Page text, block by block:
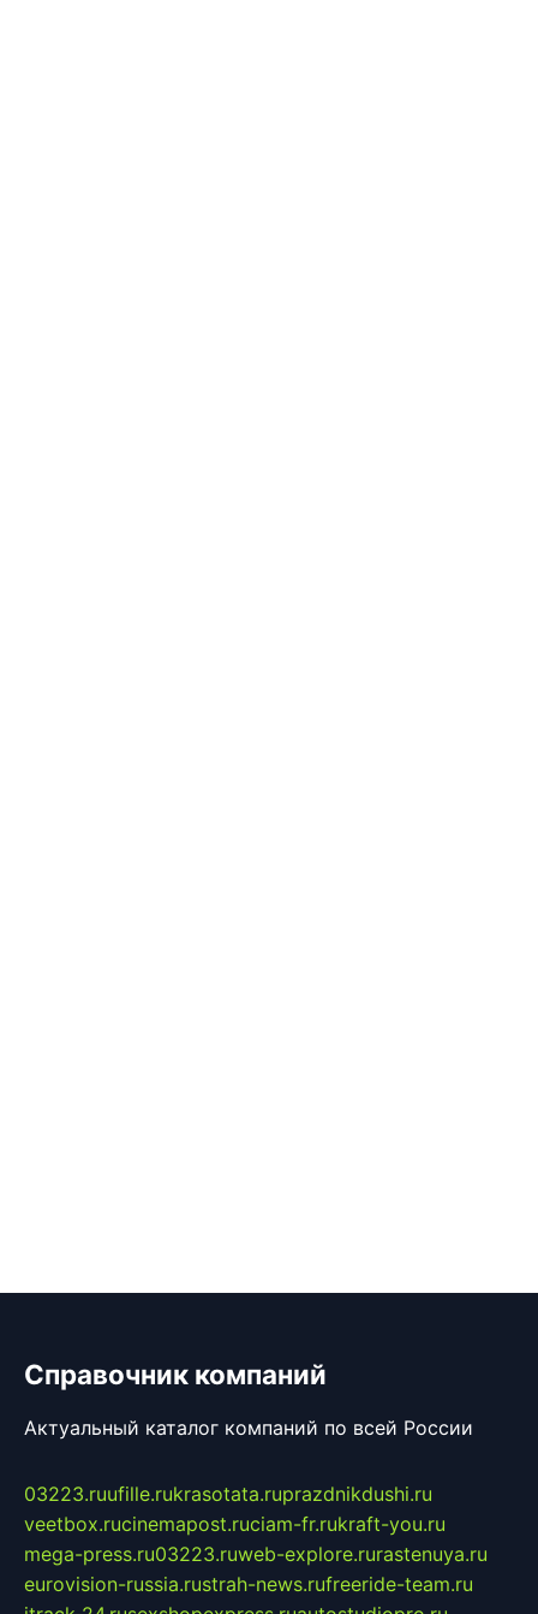
Справочник компаний
Актуальный каталог компаний по всей России
03223.ruufille.rukrasotata.ruprazdnikdushi.ru
veetbox.rucinemapost.ruciam-fr.rukraft-you.ru
mega-press.ru03223.ruweb-explore.rurastenuya.ru
eurovision-russia.rustrah-news.rufreeride-team.ru